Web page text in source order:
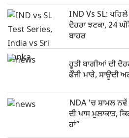
IND Vs SL: ਪਹਿਲੇ
ਦੋਹਰਾ ਝਟਕਾ, 24
ਬਾਹਰ
ਹੂਤੀ ਬਾਗੀਆਂ ਦੀ
ਫੌਜੀ ਮਾਰੇ, ਸਾਊਦੀ
NDA 'ਚ ਸ਼ਾਮਲ ਨਵੇਂ
ਦੀ ਖਾਸ ਮੁਲਾਕਾਤ, ਕਿਹਾ- “ਚਿੰਤਾ ਨਾ ਕਰੋ,
ਹਾਂ”